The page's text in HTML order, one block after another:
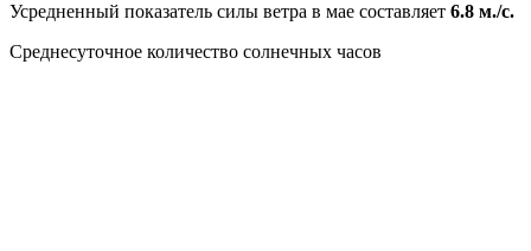
Усредненный показатель силы ветра в мае составляет 6.8 м./с.
Среднесуточное количество солнечных часов